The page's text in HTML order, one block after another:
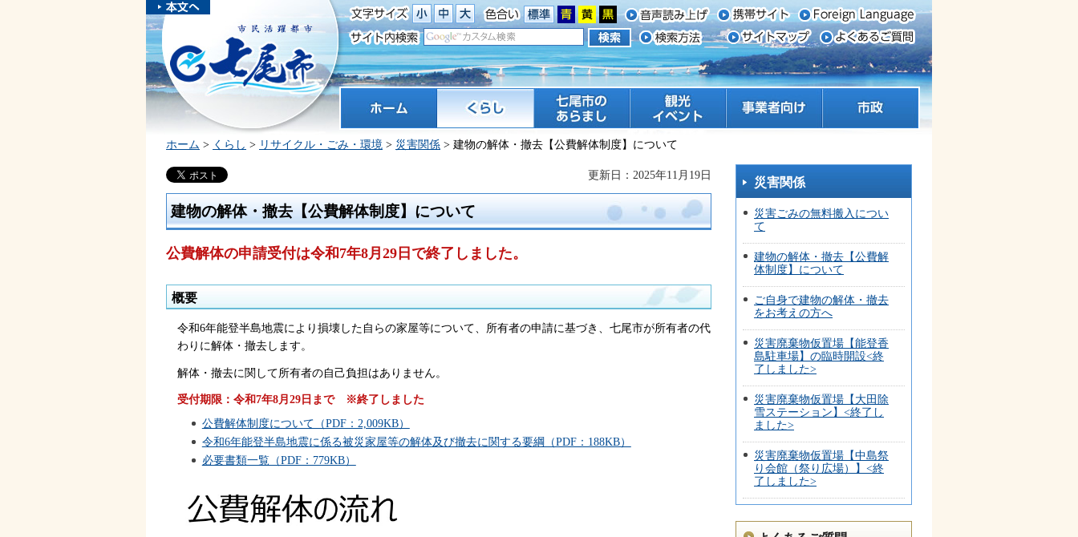
本文へスキ
ップしま
す。
市民活躍都市 七尾市
くらし 七尾市のあらまし 観光 イベント
ホーム > くらし > リサイクル・ごみ・環境 > 災害関係 > 建物の解体・撤去【公費解体制度】について
更新日：2025年11月19日
建物の解体・撤去【公費解体制度】について
公費解体の申請受付は令和7年8月29日で終了しました。
概要
令和6年能登半島地震により損壊した自らの家屋等について、所有者の申請に基づき、七尾市が所有者の代
わりに解体・撤去します。
解体・撤去に関して所有者の自己負担はありません。
受付期限：令和7年8月29日まで ※終了しました
公費解体制度について（PDF：2,009KB）
令和6年能登半島地震に係る被災家屋等の解体及び撤去に関する要綱（PDF：188KB）
必要書類一覧（PDF：779KB）
災害関係
災害ごみの無料搬入につい
て
建物の解体・撤去【公費解
体制度】について
ご自身で建物の解体・撤去
をお考えの方へ
災害廃棄物仮置場【能登香
島駐車場】の臨時開設<終
了しました>
災害廃棄物仮置場【大田除
雪ステーション】<終了し
ました>
災害廃棄物仮置場【中島祭
り会館（祭り広場）】<終
了しました>